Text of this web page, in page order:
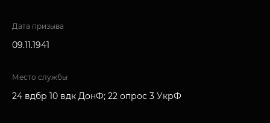
Дата призыва
09.11.1941
Место службы
24 вдбр 10 вдк ДонФ; 22 опрос 3 УкрФ